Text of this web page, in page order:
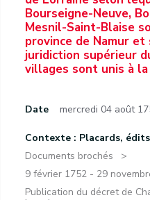
Bourseigne-Neuve,
Mesnil-Saint-Blaise
province de Namur
juridiction supérieur
villages sont unis à
Date mercredi 04 août
Contexte : Placards,
Documents brochés
9 février 1752 - 29
Publication du décret de